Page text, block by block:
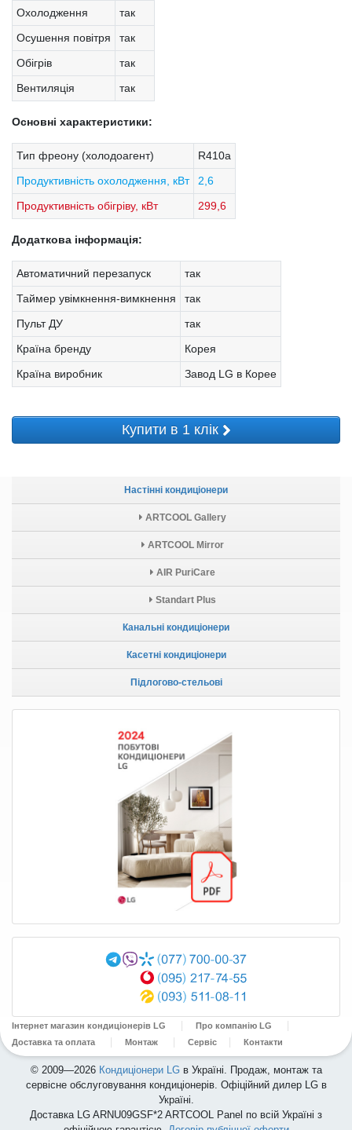
Настінні кондиціонери
ARTCOOL Gallery
ARTCOOL Mirror
AIR PuriCare
Standart Plus
Канальні кондиціонери
Касетні кондиціонери
Підлогово-стельові
Охолодження
так
Осушення повітря
так
Обігрів
так
Вентиляція
так
Основні характеристики:
Тип фреону (холодоагент)
R410a
Продуктивність охолодження, кВт
2,6
Продуктивність обігріву, кВт
299,6
Додаткова інформація:
Автоматичний перезапуск
так
Таймер увімкнення-вимкнення
так
Пульт ДУ
так
Країна бренду
Корея
Країна виробник
Завод LG в Корее
Купити в 1 клік
Інтернет магазин кондиціонерів LG
Про компанію LG
Доставка та оплата
Монтаж Сервіс Контакти
© 2009—2026 Кондиціонери LGв Україні. Продаж, монтаж та
сервісне обслуговування кондиціонерів. Офіційний дилер LG в
Україні.
Доставка LG ARNU09GSF*2 ARTCOOL Panel по всій Україні з